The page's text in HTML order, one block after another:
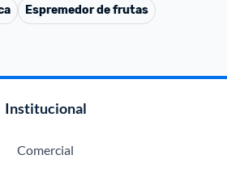
Espremedor de frutas
Institucional
Comercial